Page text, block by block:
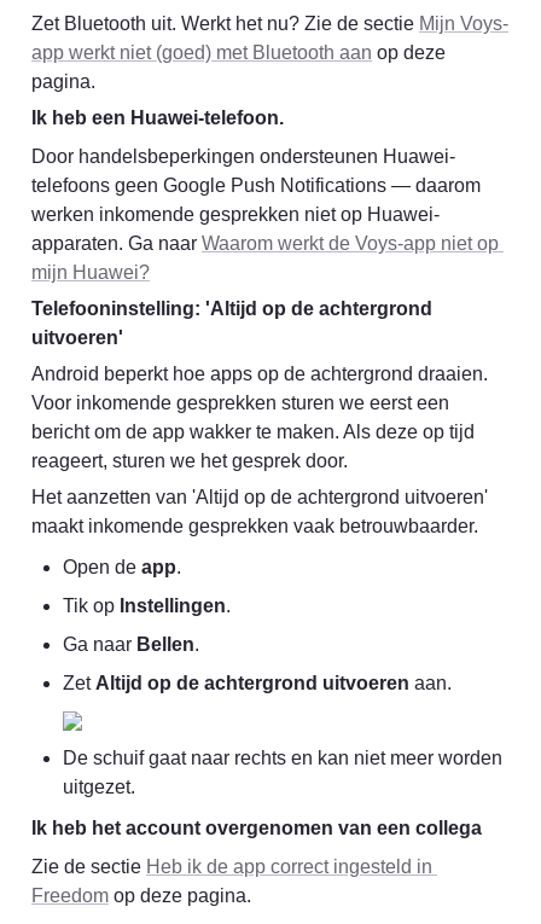
Zet Bluetooth uit. Werkt het nu? Zie de sectie Mijn Voys-
app werkt niet (goed) met Bluetooth aan op deze
pagina.
Ik heb een Huawei-telefoon.
Door handelsbeperkingen ondersteunen Huawei-
telefoons geen Google Push Notifications — daarom
werken inkomende gesprekken niet op Huawei-
apparaten. Ga naar Waarom werkt de Voys-app niet op
mijn Huawei?
Telefooninstelling: 'Altijd op de achtergrond
uitvoeren'
Android beperkt hoe apps op de achtergrond draaien.
Voor inkomende gesprekken sturen we eerst een
bericht om de app wakker te maken. Als deze op tijd
reageert, sturen we het gesprek door.
Het aanzetten van 'Altijd op de achtergrond uitvoeren'
maakt inkomende gesprekken vaak betrouwbaarder.
Open de app.
Tik op Instellingen.
Ga naar Bellen.
Zet Altijd op de achtergrond uitvoeren aan.
De schuif gaat naar rechts en kan niet meer worden
uitgezet.
Ik heb het account overgenomen van een collega
Zie de sectie Heb ik de app correct ingesteld in
Freedom op deze pagina.